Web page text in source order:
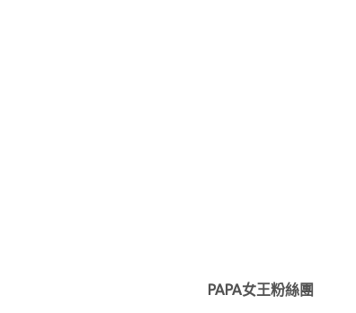
PAPA女王粉絲團